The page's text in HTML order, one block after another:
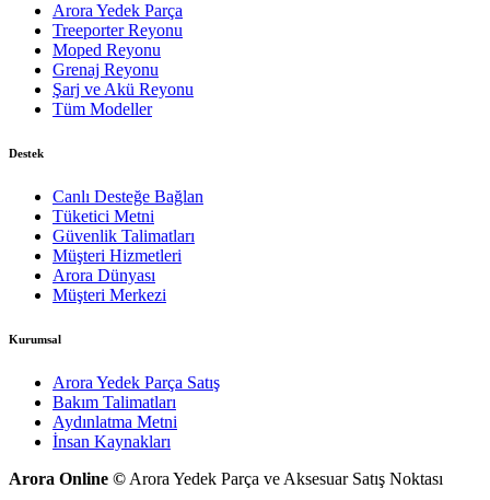
Arora Yedek Parça
Treeporter Reyonu
Moped Reyonu
Grenaj Reyonu
Şarj ve Akü Reyonu
Tüm Modeller
Destek
Canlı Desteğe Bağlan
Tüketici Metni
Güvenlik Talimatları
Müşteri Hizmetleri
Arora Dünyası
Müşteri Merkezi
Kurumsal
Arora Yedek Parça Satış
Bakım Talimatları
Aydınlatma Metni
İnsan Kaynakları
Arora Online © Arora Yedek Parça ve Aksesuar Satış Noktası